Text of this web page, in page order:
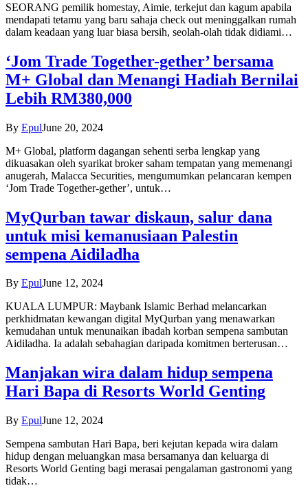
SEORANG pemilik homestay, Aimie, terkejut dan kagum apabila
mendapati tetamu yang baru sahaja check out meninggalkan rumah
dalam keadaan yang luar biasa bersih, seolah-olah tidak didiami…
‘Jom Trade Together-gether’ bersama
M+ Global dan Menangi Hadiah Bernilai
Lebih RM380,000
By EpulJune 20, 2024
M+ Global, platform dagangan sehenti serba lengkap yang
dikuasakan oleh syarikat broker saham tempatan yang memenangi
anugerah, Malacca Securities, mengumumkan pelancaran kempen
‘Jom Trade Together-gether’, untuk…
MyQurban tawar diskaun, salur dana
untuk misi kemanusiaan Palestin
sempena Aidiladha
By EpulJune 12, 2024
KUALA LUMPUR: Maybank Islamic Berhad melancarkan
perkhidmatan kewangan digital MyQurban yang menawarkan
kemudahan untuk menunaikan ibadah korban sempena sambutan
Aidiladha. Ia adalah sebahagian daripada komitmen berterusan…
Manjakan wira dalam hidup sempena
Hari Bapa di Resorts World Genting
By EpulJune 12, 2024
Sempena sambutan Hari Bapa, beri kejutan kepada wira dalam
hidup dengan meluangkan masa bersamanya dan keluarga di
Resorts World Genting bagi merasai pengalaman gastronomi yang
tidak…